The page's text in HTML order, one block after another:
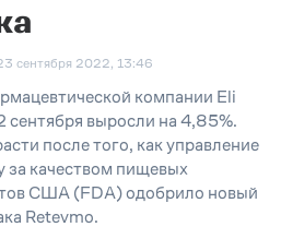
сентября 2022, 13:46
компании Eli
сентября выросли на 4,85%.
после того, как управление
за качеством пищевых
США (FDA) одобрило новый
Retevmo.